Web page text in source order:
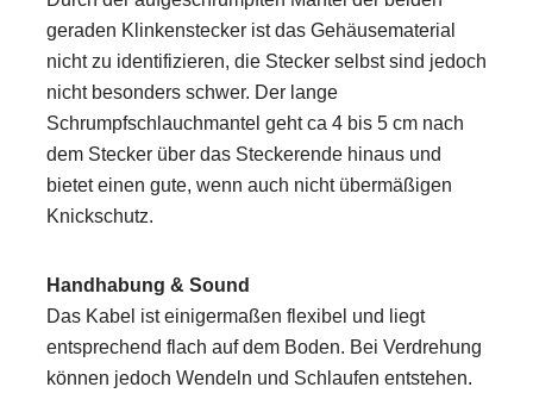
geraden Klinkenstecker ist das Gehäusematerial
nicht zu identifizieren, die Stecker selbst sind jedoch
nicht besonders schwer. Der lange
Schrumpfschlauchmantel geht ca 4 bis 5 cm nach
dem Stecker über das Steckerende hinaus und
bietet einen gute, wenn auch nicht übermäßigen
Knickschutz.
Handhabung & Sound
Das Kabel ist einigermaßen flexibel und liegt
entsprechend flach auf dem Boden. Bei Verdrehung
können jedoch Wendeln und Schlaufen entstehen.